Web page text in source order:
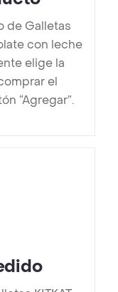
de Galletas
con leche
elige la
el
“Agregar”.